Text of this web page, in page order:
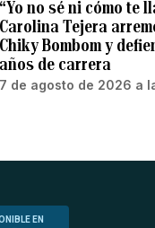
“Yo no sé ni cómo te
Carolina Tejera
Chiky Bombom y
años de carrera
7 de agosto de 2026 a
EN